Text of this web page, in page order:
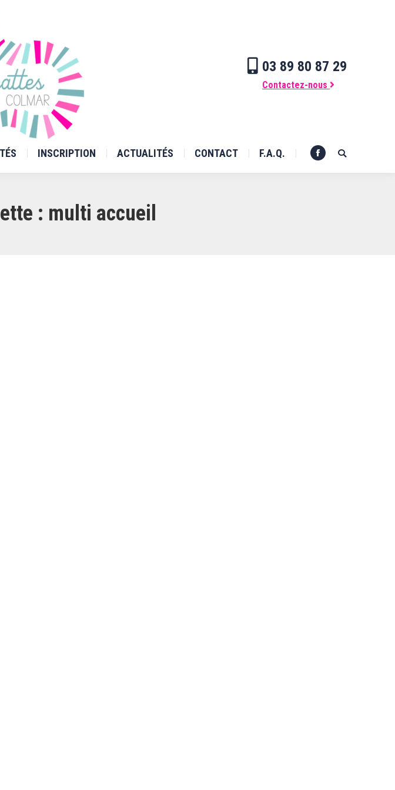
03 89 80 87 29
Contactez-nous
INSCRIPTION ACTUALITÉS CONTACT F.A.Q.
Facebook
Search:
: multi accueil
ACTIVITÉS